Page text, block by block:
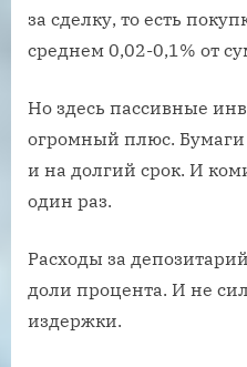
за сделку, то есть
среднем 0,02-0,1% от
Но здесь пассивные
огромный плюс.
и на долгий срок. И
один раз.
Расходы за
доли процента. И не
издержки.